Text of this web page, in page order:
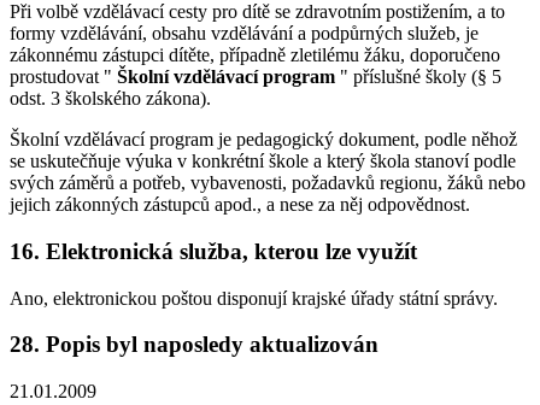
Při volbě vzdělávací cesty pro dítě se zdravotním postižením, a to
formy vzdělávání, obsahu vzdělávání a podpůrných služeb, je
zákonnému zástupci dítěte, případně zletilému žáku, doporučeno
prostudovat " Školní vzdělávací program " příslušné školy (§ 5
odst. 3 školského zákona).
Školní vzdělávací program je pedagogický dokument, podle něhož
se uskutečňuje výuka v konkrétní škole a který škola stanoví podle
svých záměrů a potřeb, vybavenosti, požadavků regionu, žáků nebo
jejich zákonných zástupců apod., a nese za něj odpovědnost.
16. Elektronická služba, kterou lze využít
Ano, elektronickou poštou disponují krajské úřady státní správy.
28. Popis byl naposledy aktualizován
21.01.2009